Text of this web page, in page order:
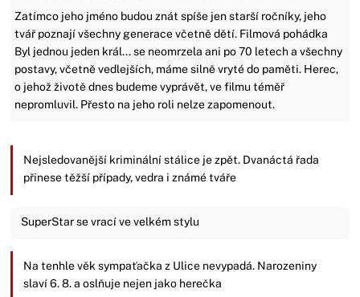
Zatímco jeho jméno budou znát spíše jen starší ročníky, jeho
tvář poznají všechny generace včetně dětí. Filmová pohádka
Byl jednou jeden král... se neomrzela ani po 70 letech a všechny
postavy, včetně vedlejších, máme silně vryté do paměti. Herec,
o jehož životě dnes budeme vyprávět, ve filmu téměř
nepromluvil. Přesto na jeho roli nelze zapomenout.
Nejsledovanější kriminální stálice je zpět. Dvanáctá řada
přinese těžší případy, vedra i známé tváře
SuperStar se vrací ve velkém stylu
Na tenhle věk sympaťačka z Ulice nevypadá. Narozeniny
slaví 6. 8. a oslňuje nejen jako herečka